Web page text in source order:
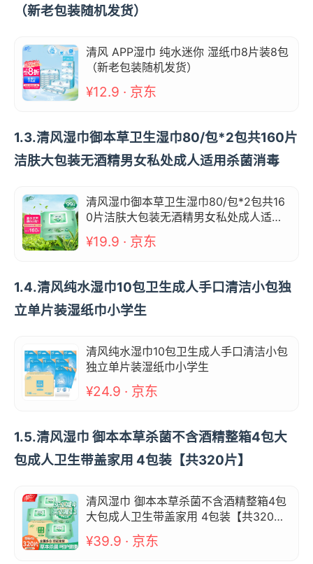
（新老包装随机发货）
清风 APP湿巾 纯水迷你 湿纸巾8片装8包
（新老包装随机发货）
¥12.9 · 京东
1.3.清风湿巾御本草卫生湿巾80/包*2包共160片
洁肤大包装无酒精男女私处成人适用杀菌消毒
清风湿巾御本草卫生湿巾80/包*2包共16
0片洁肤大包装无酒精男女私处成人适用
¥19.9 · 京东
1.4.清风纯水湿巾10包卫生成人手口清洁小包独
立单片装湿纸巾小学生
清风纯水湿巾10包卫生成人手口清洁小包
独立单片装湿纸巾小学生
¥24.9 · 京东
1.5.清风湿巾 御本本草杀菌不含酒精整箱4包大
包成人卫生带盖家用 4包装【共320片】
清风湿巾 御本本草杀菌不含酒精整箱4包
大包成人卫生带盖家用 4包装【共320
¥39.9 · 京东